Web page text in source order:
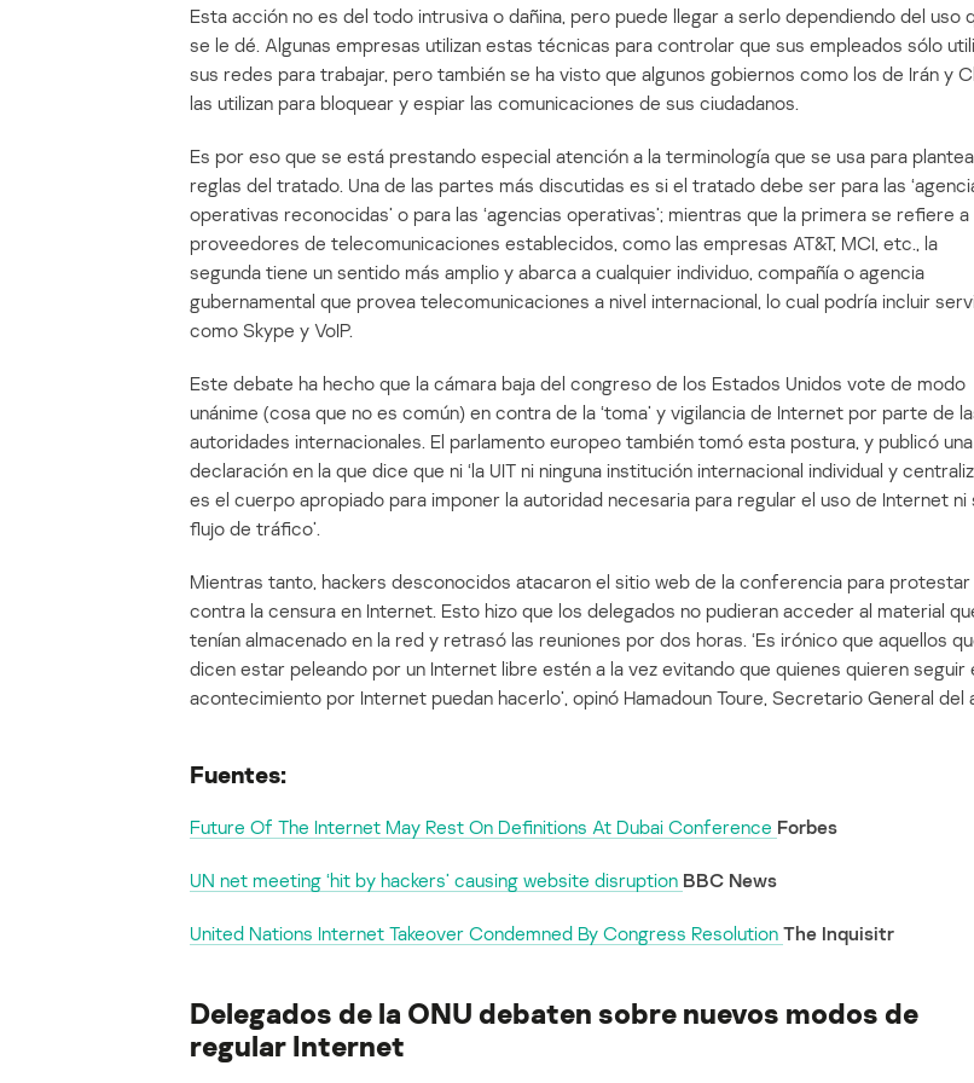
Esta acción no es del todo intrusiva o dañina, pero puede llegar a serlo dependiendo del uso
se le dé. Algunas empresas utilizan estas técnicas para controlar que sus empleados sólo
sus redes para trabajar, pero también se ha visto que algunos gobiernos como los de Irán y
las utilizan para bloquear y espiar las comunicaciones de sus ciudadanos.
Es por eso que se está prestando especial atención a la terminología que se usa para
reglas del tratado. Una de las partes más discutidas es si el tratado debe ser para las
operativas reconocidas’ o para las ‘agencias operativas’; mientras que la primera se refiere a
proveedores de telecomunicaciones establecidos, como las empresas AT&T, MCI, etc., la
segunda tiene un sentido más amplio y abarca a cualquier individuo, compañía o agencia
gubernamental que provea telecomunicaciones a nivel internacional, lo cual podría incluir
como Skype y VoIP.
Este debate ha hecho que la cámara baja del congreso de los Estados Unidos vote de modo
unánime (cosa que no es común) en contra de la ‘toma’ y vigilancia de Internet por parte de
autoridades internacionales. El parlamento europeo también tomó esta postura, y publicó una
declaración en la que dice que ni ‘la UIT ni ninguna institución internacional individual y
es el cuerpo apropiado para imponer la autoridad necesaria para regular el uso de Internet ni
flujo de tráfico’.
Mientras tanto, hackers desconocidos atacaron el sitio web de la conferencia para protestar
contra la censura en Internet. Esto hizo que los delegados no pudieran acceder al material
tenían almacenado en la red y retrasó las reuniones por dos horas. ‘Es irónico que aquellos
dicen estar peleando por un Internet libre estén a la vez evitando que quienes quieren seguir
acontecimiento por Internet puedan hacerlo’, opinó Hamadoun Toure, Secretario General del
Fuentes:
Future Of The Internet May Rest On Definitions At Dubai Conference Forbes
UN net meeting ‘hit by hackers’ causing website disruption BBC News
United Nations Internet Takeover Condemned By Congress Resolution The Inquisitr
Delegados de la ONU debaten sobre nuevos modos de
regular Internet